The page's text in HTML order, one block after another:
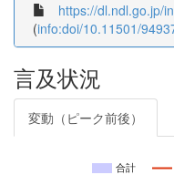
https://dl.ndl.go.jp/
(info:doi/10.11501/
言及状況
変動（ピーク前後）
合計